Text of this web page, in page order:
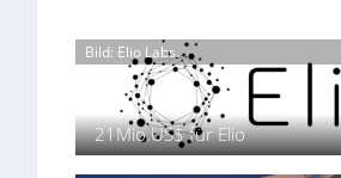
0
2
6
h
a
n
S
e
r
ä
s
e
n
e
p
a
g
e
‚
Bild: Elio Labs.
21Mio.US$ für Elio